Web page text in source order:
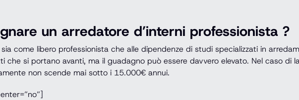
un arredatore d’interni professionista ?
come libero professionista che alle dipendenze di studi specializzati in
che si portano avanti, ma il guadagno può essere davvero elevato. Nel caso
non scende mai sotto i 15.000€ annui.